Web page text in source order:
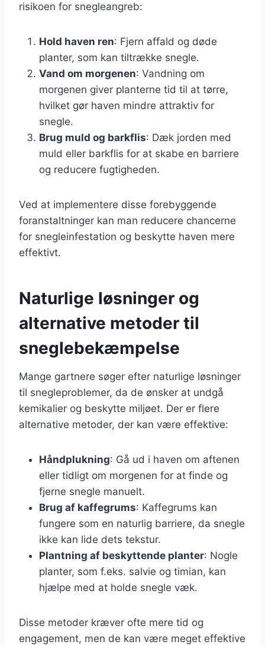
risikoen for snegleangreb:
Hold haven ren: Fjern affald og døde
planter, som kan tiltrække snegle.
Vand om morgenen: Vandning om
morgenen giver planterne tid til at tørre,
hvilket gør haven mindre attraktiv for
snegle.
Brug muld og barkflis: Dæk jorden med
muld eller barkflis for at skabe en barriere
og reducere fugtigheden.
Ved at implementere disse forebyggende
foranstaltninger kan man reducere chancerne
for snegleinfestation og beskytte haven mere
effektivt.
Naturlige løsninger og
alternative metoder til
sneglebekæmpelse
Mange gartnere søger efter naturlige løsninger
til snegleproblemer, da de ønsker at undgå
kemikalier og beskytte miljøet. Der er flere
alternative metoder, der kan være effektive:
Håndplukning: Gå ud i haven om aftenen
eller tidligt om morgenen for at finde og
fjerne snegle manuelt.
Brug af kaffegrums: Kaffegrums kan
fungere som en naturlig barriere, da snegle
ikke kan lide dets tekstur.
Plantning af beskyttende planter: Nogle
planter, som f.eks. salvie og timian, kan
hjælpe med at holde snegle væk.
Disse metoder kræver ofte mere tid og
engagement, men de kan være meget effektive